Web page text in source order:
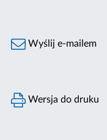
Wyślij e-mailem
Wersja do druku